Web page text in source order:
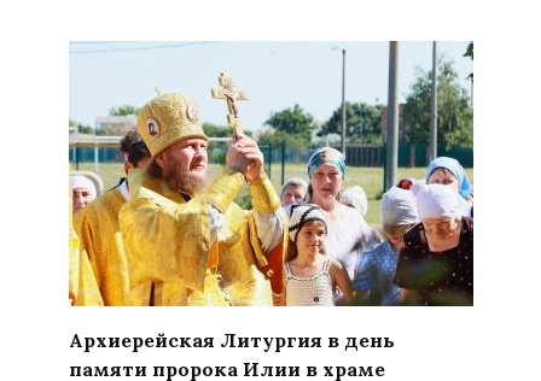
Архиерейская Литургия в день
памяти пророка Илии в храме